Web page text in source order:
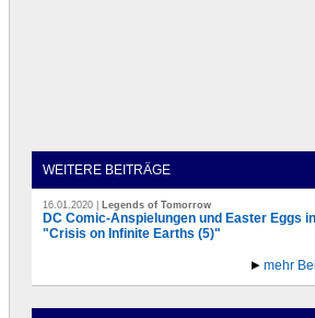
WEITERE BEITRÄGE
16.01.2020 | Legends of Tomorrow
DC Comic-Anspielungen und Easter Eggs in
"Crisis on Infinite Earths (5)"
mehr